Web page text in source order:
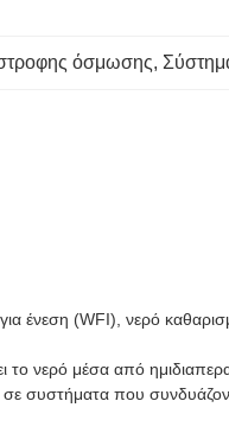
όσμωσης,
ένεση (WFI), νερό
νερό μέσα από
συστήματα που